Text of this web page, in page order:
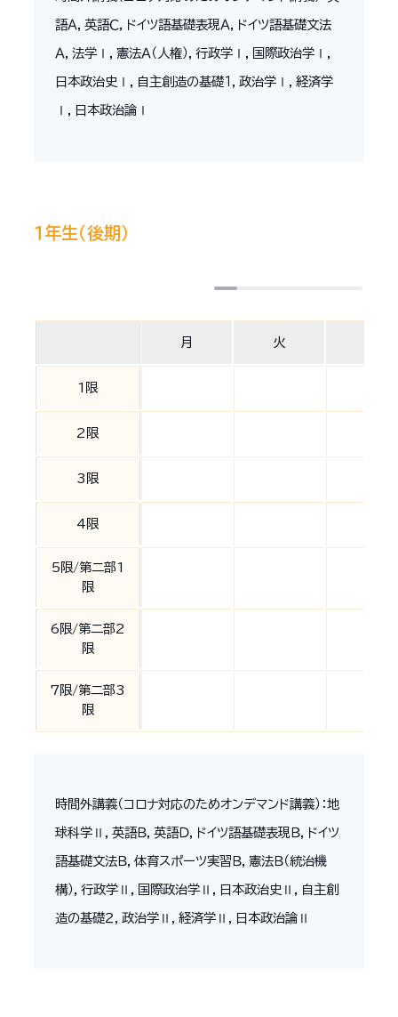
語Ａ，英語Ｃ，ドイツ語基礎表現Ａ，ドイツ語基礎文法
Ａ，法学Ⅰ，憲法Ａ（人権），行政学Ⅰ，国際政治学Ⅰ，
日本政治史Ⅰ，自主創造の基礎１，政治学Ⅰ，経済学
Ⅰ，日本政治論Ⅰ
１年生（後期）
月 火
1限
2限
3限
4限
5限/第二部1
限
6限/第二部2
限
7限/第二部3
限
時間外講義（コロナ対応のためオンデマンド講義）：地
球科学Ⅱ，英語Ｂ，英語Ｄ，ドイツ語基礎表現Ｂ，ドイツ
語基礎文法Ｂ，体育スポーツ実習Ｂ，憲法Ｂ（統治機
構），行政学Ⅱ，国際政治学Ⅱ，日本政治史Ⅱ，自主創
造の基礎２，政治学Ⅱ，経済学Ⅱ，日本政治論Ⅱ